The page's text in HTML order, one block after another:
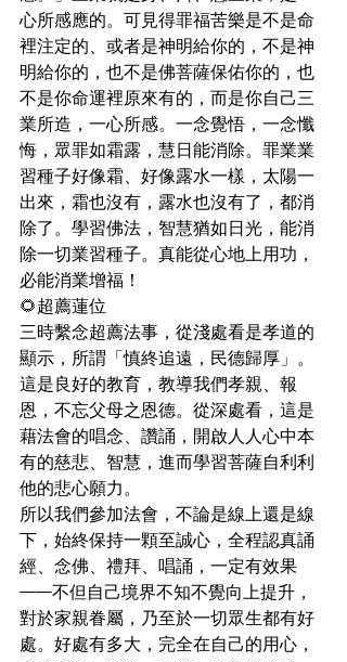
心所感應的。可見得罪福苦樂是不是命
裡注定的、或者是神明給你的，不是神
明給你的，也不是佛菩薩保佑你的，也
不是你命運裡原來有的，而是你自己三
業所造，一心所感。一念覺悟，一念懺
悔，眾罪如霜露，慧日能消除。罪業業
習種子好像霜、好像露水一樣，太陽一
出來，霜也沒有，露水也沒有了，都消
除了。學習佛法，智慧猶如日光，能消
除一切業習種子。真能從心地上用功，
必能消業增福！
🌻超薦蓮位
三時繫念超薦法事，從淺處看是孝道的
顯示，所謂「慎終追遠，民德歸厚」。
這是良好的教育，教導我們孝親、報
恩，不忘父母之恩德。從深處看，這是
藉法會的唱念、讚誦，開啟人人心中本
有的慈悲、智慧，進而學習菩薩自利利
他的悲心願力。
所以我們參加法會，不論是線上還是線
下，始終保持一顆至誠心，全程認真誦
經、念佛、禮拜、唱誦，一定有效果
——不但自己境界不知不覺向上提升，
對於家親眷屬，乃至於一切眾生都有好
處。好處有多大，完全在自己的用心，